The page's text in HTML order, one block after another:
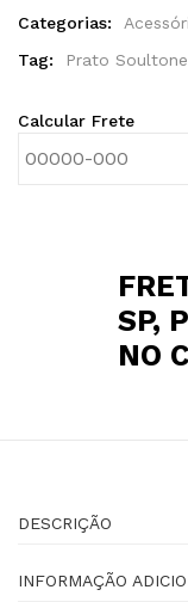
Categorias:
Tag:
Prato Soultone
Calcular Frete
SP,
NO
DESCRIÇÃO
INFORMAÇÃO